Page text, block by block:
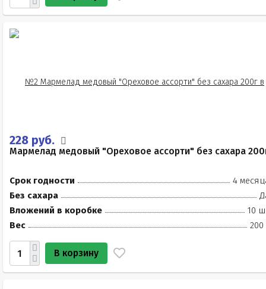
228 руб.
Мармелад медовый "Ореховое ассорти" без сахара
Срок годности
4
Без сахара
Вложений в коробке
10
Вес
200
В корзину